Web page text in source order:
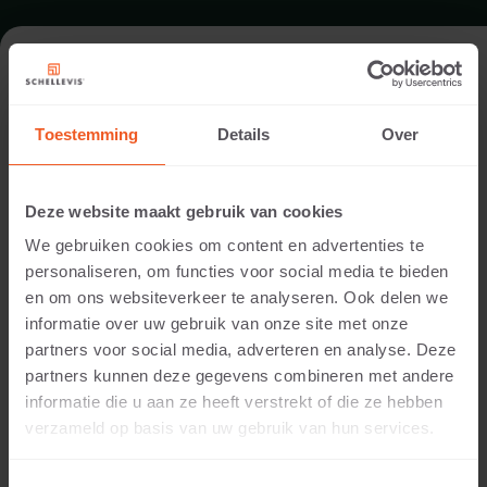
Toestemming Details Over
Deze website maakt gebruik van cookies
We gebruiken cookies om content en advertenties te
personaliseren, om functies voor social media te bieden
en om ons websiteverkeer te analyseren. Ook delen we
informatie over uw gebruik van onze site met onze
partners voor social media, adverteren en analyse. Deze
partners kunnen deze gegevens combineren met andere
informatie die u aan ze heeft verstrekt of die ze hebben
verzameld op basis van uw gebruik van hun services.
ENTRÉE À BERKEL EN RODENRIJS
Architecte:
Réalisation:
Snels Tuinstylist
Lieu:
Berkel en Rodenrijs
Utilisation:
ENTRÉE
Photographie:
Cees Rijnen
Produits: